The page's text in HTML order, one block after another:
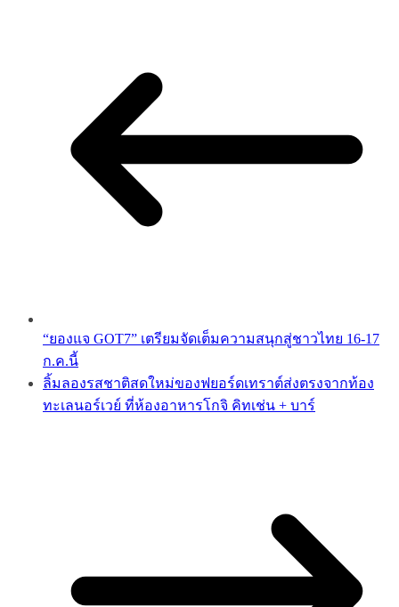
“ยองแจ GOT7” เตรียมจัดเต็มความสนุกสู่ชาวไทย 16-17
ก.ค.นี้
ลิ้มลองรสชาติสดใหม่ของฟยอร์ดเทราต์ส่งตรงจากท้อง
ทะเลนอร์เวย์ ที่ห้องอาหารโกจิ คิทเช่น + บาร์